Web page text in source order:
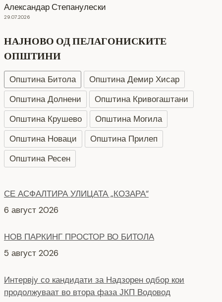
Александар Степанулески
29.07.2026
НАЈНОВО ОД ПЕЛАГОНИСКИТЕ
ОПШТИНИ
Општина Битола
Општина Демир Хисар
Општина Долнени
Општина Кривогаштани
Општина Крушево
Општина Могила
Општина Новаци
Општина Прилеп
Општина Ресен
6 август 2026
5 август 2026
продолжуваат во втора фаза ЈКП Водовод
4 август 2026